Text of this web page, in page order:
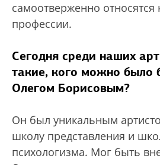
самоотверженно относятся
профессии.
Сегодня среди наших
такие, кого можно было
Олегом Борисовым?
Он был уникальным
школу представления и
психологизма. Мог быть